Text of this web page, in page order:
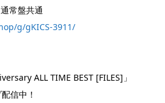
常盤共通
g/gKICS-3911/
ALL TIME BEST [FILES]」
信中！